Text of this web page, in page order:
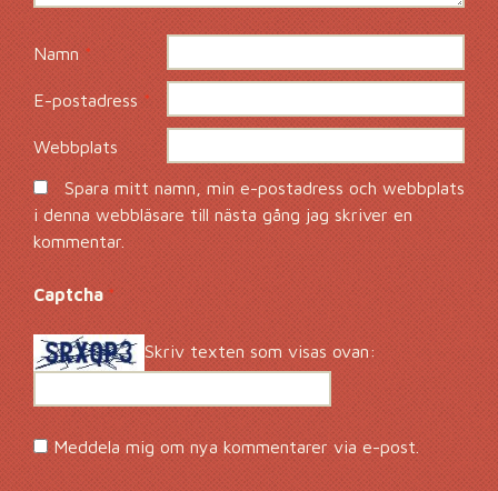
Namn*
E-postadress*
Webbplats
Spara mitt namn, min e-postadress och webbplats
i denna webbläsare till nästa gång jag skriver en
kommentar.
Captcha *
Skriv texten som visas ovan:
Meddela mig om nya kommentarer via e-post.